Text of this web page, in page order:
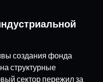
создания фонда
структурные
сектор пережил за